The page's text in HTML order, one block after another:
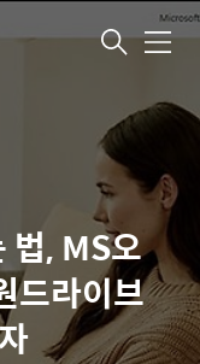
메
법, MS오
드라이브